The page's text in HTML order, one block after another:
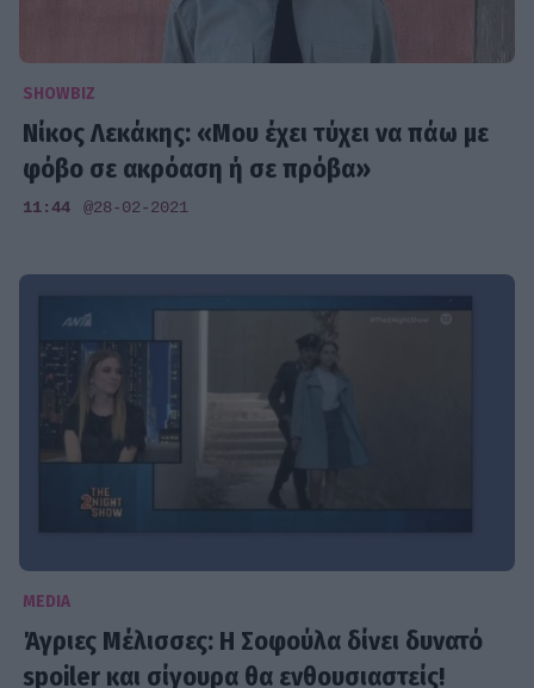
SHOWBIZ
Νίκος Λεκάκης: «Μου έχει τύχει να πάω με
φόβο σε ακρόαση ή σε πρόβα»
11:44 @28-02-2021
MEDIA
Άγριες Μέλισσες: Η Σοφούλα δίνει δυνατό
spoiler και σίγουρα θα ενθουσιαστείς!